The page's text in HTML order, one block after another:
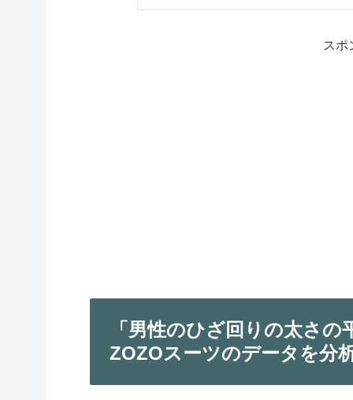
スポ
「男性のひざ回りの太さ
ZOZOスーツのデータを分